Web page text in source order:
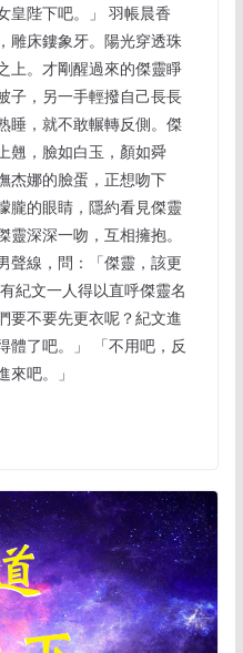
皇陛下吧。」 羽帳晨香
雕床鏤象牙。陽光穿透珠
上。才剛醒過來的傑靈睜
子，另一手輕撥自己長長
睡，就不敢輾轉反側。傑
翹，臉如白玉，顏如舜
杰娜的臉蛋，正想吻下
朧的眼睛，隱約看見傑靈
深深一吻，互相擁抱。
聲線，問：「傑靈，該更
紀文一人得以直呼傑靈名
要不要先更衣呢？紀文進
了吧。」 「不用吧，反
吧。」